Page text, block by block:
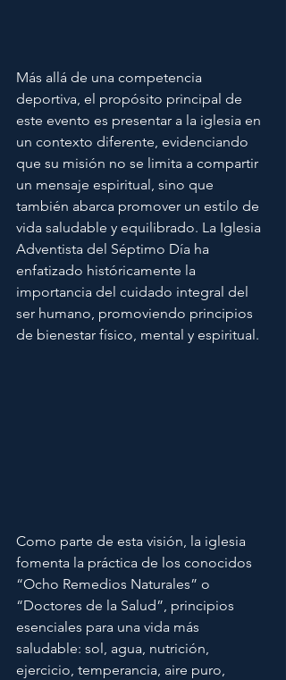
Más allá de una competencia
deportiva, el propósito principal de
este evento es presentar a la iglesia en
un contexto diferente, evidenciando
que su misión no se limita a compartir
un mensaje espiritual, sino que
también abarca promover un estilo de
vida saludable y equilibrado. La Iglesia
Adventista del Séptimo Día ha
enfatizado históricamente la
importancia del cuidado integral del
ser humano, promoviendo principios
de bienestar físico, mental y espiritual.
Como parte de esta visión, la iglesia
fomenta la práctica de los conocidos
“Ocho Remedios Naturales” o
“Doctores de la Salud”, principios
esenciales para una vida más
saludable: sol, agua, nutrición,
ejercicio, temperancia, aire puro,